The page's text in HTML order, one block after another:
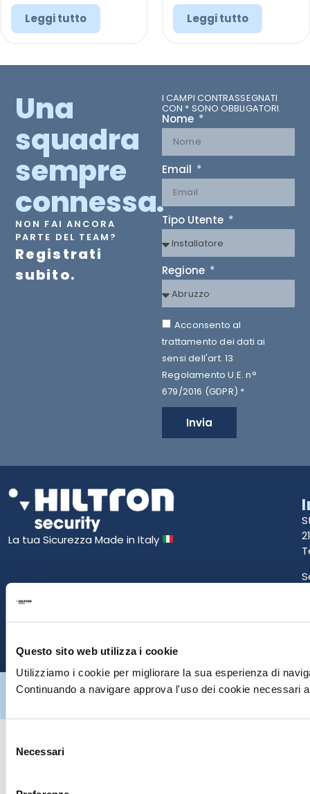
Questo sito web utilizza i cookie
Utilizziamo i cookie per migliorare la sua esperienza di
Continuando a navigare approva l'uso dei cookie necessari
delNecessari
Leggi tutto Leggi tutto
Una
squadra
sempre
connessa.
NON FAI ANCORA
PARTE DEL TEAM?
Registrati
subito.
I CAMPI CONTRASSEGNATI
CON * SONO OBBLIGATORI.
Nome
Email
Tipo Utente
Regione
Acconsento al
trattamento dei dati ai
sensi dell'art. 13
Regolamento U.E. n°
679/2016 (GDPR) *
Invia
La tua Sicurezza Made in Italy
Hiltron Security è distribuito in Italia da Hiltron Land S.r.l. | P.IVA
IT07395971216 | Design byavcommunication.it| Tutti i diritti sono